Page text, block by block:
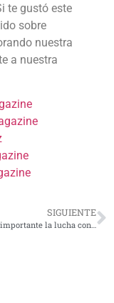
te gustó este
sobre
nuestra
a nuestra
SIGUIENTE
¿Por qué es importante la lucha contra el cáncer de mama?